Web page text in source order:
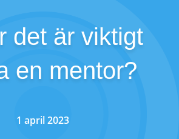
det är viktigt
en mentor?
1 april 2023